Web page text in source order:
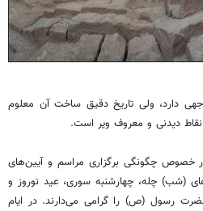
دارد، ولی تاریخ دقیق ساخت آن معلوم
دیدنی و معروف ویر است.
خصوص چگونگی برگزاری مراسم و آیین‌های
(شب) چله، چهارشنبه سوری، عید نوروز و
رسول (ص) را گرامی می‌دارند. در ایام